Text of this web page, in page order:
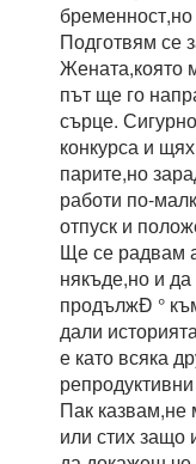
Подготвям се
Жената,която
път ще го
сърце.
конкурса и
парите,но
работи по-
отпуск и
Ще се радвам
някъде,но и
продължÐ °
дали
е като всяка
Пак
или стих защо